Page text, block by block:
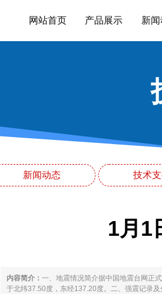
网站首页 产品展示 新
新闻动态 技术
1月1
内容简介： 一、地震情况简介据中国地震台网正
于北纬37.50度，东经137.20度。二、强震记录